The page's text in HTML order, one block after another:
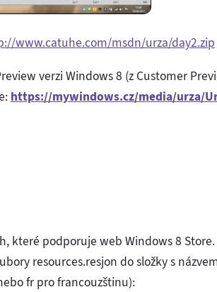
www.catuhe.com/msdn/urza/day2.zip
verzi Windows 8 (z Customer
https://mywindows.cz/media/urza/
které podporuje web Windows 8
resources.resjon do složky s
fr pro francouzštinu):